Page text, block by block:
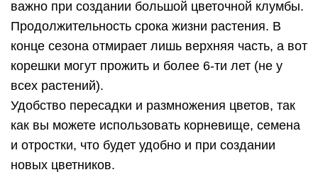
важно при создании большой цветочной клумбы.
Продолжительность срока жизни растения. В
конце сезона отмирает лишь верхняя часть, а вот
корешки могут прожить и более 6-ти лет (не у
всех растений).
Удобство пересадки и размножения цветов, так
как вы можете использовать корневище, семена
и отростки, что будет удобно и при создании
новых цветников.